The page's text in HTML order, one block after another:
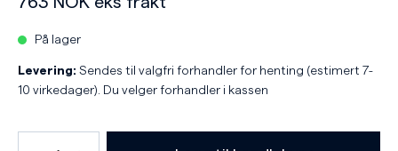
På lager
Levering: Sendes til valgfri forhandler for henting (estimert 7-
10 virkedager). Du velger forhandler i kassen